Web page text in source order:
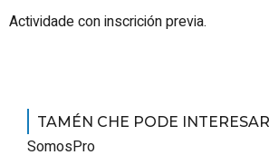
Actividade con inscrición previa.
TAMÉN CHE PODE INTERESAR
SomosPro